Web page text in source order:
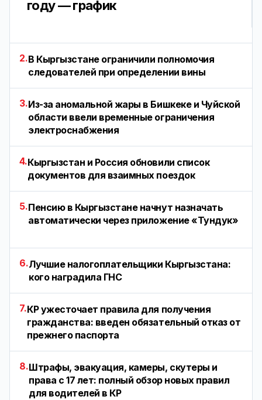
году — график
2.В Кыргызстане ограничили полномочия
следователей при определении вины
3.Из-за аномальной жары в Бишкеке и Чуйской
области ввели временные ограничения
электроснабжения
4.Кыргызстан и Россия обновили список
документов для взаимных поездок
5.Пенсию в Кыргызстане начнут назначать
автоматически через приложение «Тундук»
6.Лучшие налогоплательщики Кыргызстана:
кого наградила ГНС
7.КР ужесточает правила для получения
гражданства: введен обязательный отказ от
прежнего паспорта
8.Штрафы, эвакуация, камеры, скутеры и
права с 17 лет: полный обзор новых правил
для водителей в КР